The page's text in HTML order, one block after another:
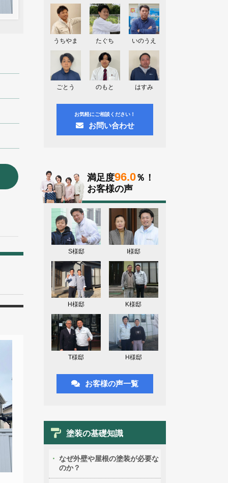
2026.08.03
神奈川県川崎市A様よりお問い合わせ
頂きました。ありがとう御座います！
群馬県高崎市E様よりお問い合わせ頂
きました。ありがとう御座います！
2026.08.02
東京都練馬区K様よりお問い合わせ頂
うちやま たぐち いのうえ
ごとう のもと はすみ
お気軽にご相談ください！
お問い合わせ
満足度96.0％！
お客様の声
S様邸 I様邸
H様邸 K様邸
T様邸 H様邸
お客様の声一覧
塗装の基礎知識
なぜ外壁や屋根の塗装が必要な
のか？